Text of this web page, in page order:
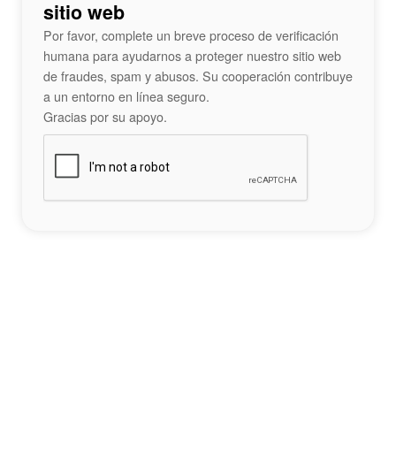
sitio web
Por favor, complete un breve proceso de verificación
humana para ayudarnos a proteger nuestro sitio web
de fraudes, spam y abusos. Su cooperación contribuye
a un entorno en línea seguro.
Gracias por su apoyo.